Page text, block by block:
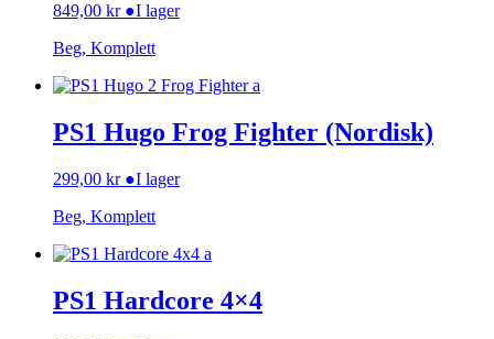
849,00 kr ●I lager
Beg, Komplett
PS1 Hugo Frog Fighter (Nordisk)
299,00 kr ●I lager
Beg, Komplett
PS1 Hardcore 4×4